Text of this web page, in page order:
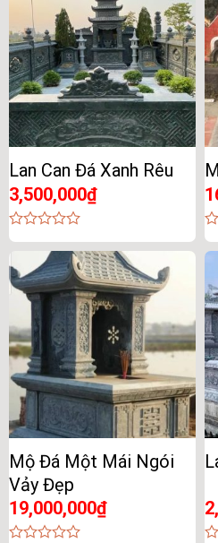
Lan Can Đá Xanh Rêu
3,500,000₫
0
of
5
0
5
Mộ Đá Một Mái Ngói
Vảy Đẹp
19,000,000₫